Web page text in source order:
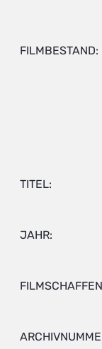
FILMBESTAND:
TITEL:
JAHR: